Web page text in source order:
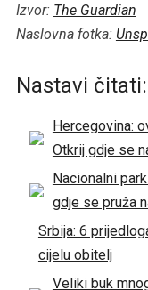
Izvor: The Guardian
Naslovna fotka:
Nastavi čitati:
Hercegovina:
Otkrij gdje se
Nacionalni
gdje se pruža
Srbija: 6
cijelu obitelj
Veliki buk